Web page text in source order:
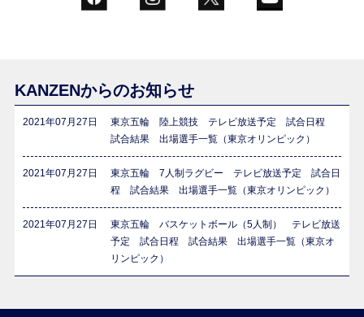
KANZENからのお知らせ
2021年07月27日
東京五輪 陸上競技 テレビ放送予定 試合日程
試合結果 出場選手一覧（東京オリンピック）
2021年07月27日
東京五輪 7人制ラグビー テレビ放送予定 試合日
程 試合結果 出場選手一覧（東京オリンピック）
2021年07月27日
東京五輪 バスケットボール（5人制） テレビ放送
予定 試合日程 試合結果 出場選手一覧（東京オ
リンピック）